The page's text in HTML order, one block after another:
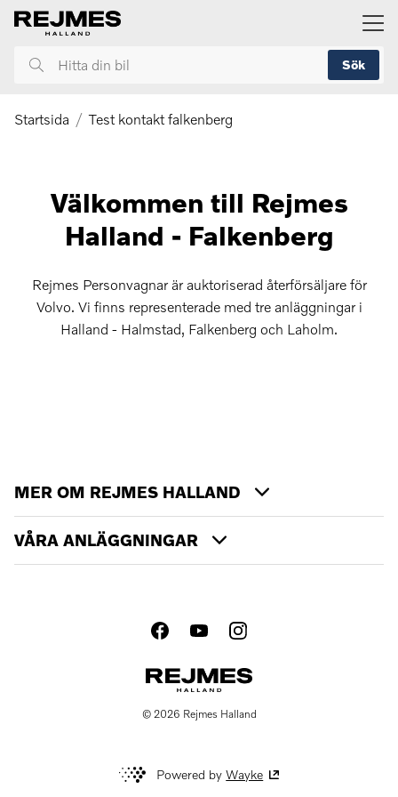
huvudinnehållet
Hitta
bil
Sök
Startsida Test kontakt falkenberg
Välkommen till Rejmes
Halland - Falkenberg
Rejmes Personvagnar är auktoriserad återförsäljare för
Volvo. Vi finns representerade med tre anläggningar i
Halland - Halmstad, Falkenberg och Laholm.
MER OM REJMES HALLAND
VÅRA ANLÄGGNINGAR
© 2026 Rejmes Halland
Powered byWayke